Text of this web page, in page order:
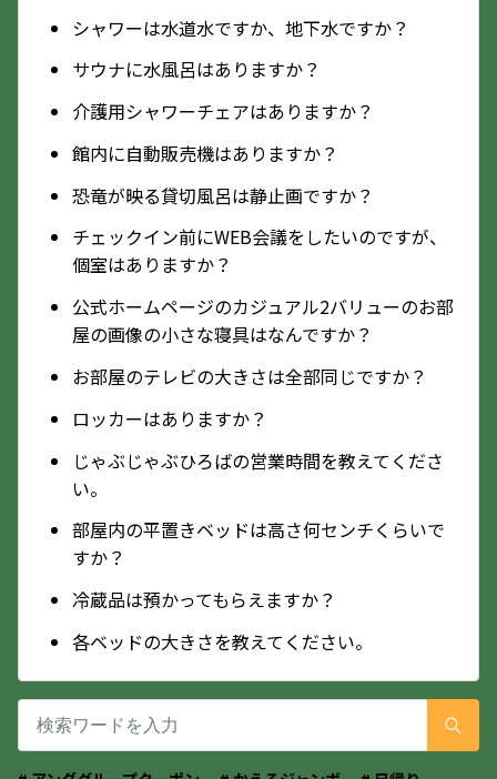
シャワーは水道水ですか、地下水ですか？
サウナに水風呂はありますか？
介護用シャワーチェアはありますか？
館内に自動販売機はありますか？
恐竜が映る貸切風呂は静止画ですか？
チェックイン前にWEB会議をしたいのですが、
個室はありますか？
公式ホームページのカジュアル2バリューのお部
屋の画像の小さな寝具はなんですか？
お部屋のテレビの大きさは全部同じですか？
ロッカーはありますか？
じゃぶじゃぶひろばの営業時間を教えてくださ
い。
部屋内の平置きベッドは高さ何センチくらいで
すか？
冷蔵品は預かってもらえますか？
各ベッドの大きさを教えてください。